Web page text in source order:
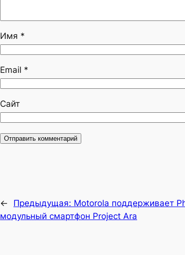
Имя *
Email *
Сайт
← Предыдущая: Motorola поддерживает
модульный смартфон Project Ara